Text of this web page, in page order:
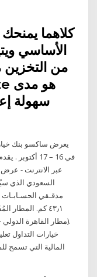
سهولة
يعرض ساكسو بنك
في 16 – 17
عبر الانترنت -
السعودي الذي
مدقـقي الحسـابـات
خيارات التداول
المالية التي تسمح